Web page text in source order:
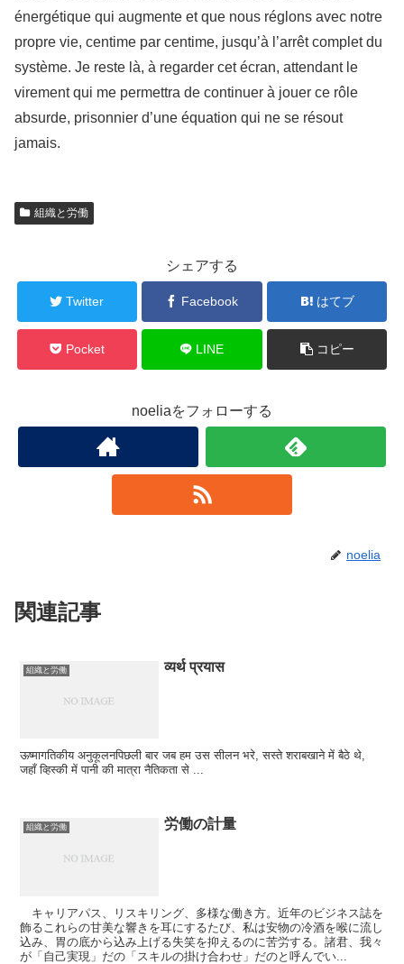
énergétique qui augmente et que nous réglons avec notre
propre vie, centime par centime, jusqu’à l’arrêt complet du
système. Je reste là, à regarder cet écran, attendant le
virement qui me permettra de continuer à jouer ce rôle
absurde, prisonnier d’une équation qui ne se résout
jamais.
組織と労働
シェアする
Twitter Facebook はてブ
Pocket LINE コピー
noeliaをフォローする
noelia
関連記事
組織と労働 व्यर्थ प्रयास
ऊष्मागतिकीय अनुकूलनपिछली बार जब हम उस सीलन भरे, सस्ते शराबखाने में बैठे थे,
जहाँ व्हिस्की में पानी की मात्रा नैतिकता से ...
組織と労働 労働の計量
キャリアパス、リスキリング、多様な働き方。近年のビジネス誌を
飾るこれらの甘美な響きを耳にするたび、私は安物の冷酒を喉に流し
込み、胃の底から込み上げる失笑を抑えるのに苦労する。諸君、我々
が「自己実現」だの「スキルの掛け合わせ」だのと呼んでい...